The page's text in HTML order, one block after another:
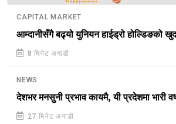
CAPITAL MARKET
आम्दानीसँगै बढ्यो युनियन हाईड्रो होल्डिङको
8 मिनेट अगाडी
NEWS
देशभर मनसुनी प्रभाव कायमै, यी प्रदेशमा भारी
27 मिनेट अगाडी